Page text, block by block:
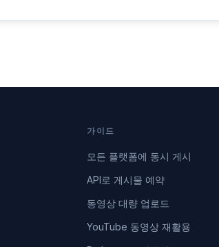
가이드
모든 플랫폼에 동시 게시
API로 게시물 예약
동영상 대량 업로드
YouTube 동영상 재활용